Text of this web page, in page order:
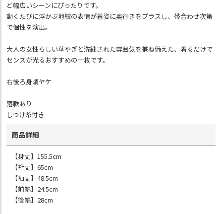
ど幅広いシーンにぴったりです。
動くたびに浮かぶ地紋の表情が着姿に奥行きをプラスし、帯合わせ次第
で個性を演出。
大人の女性らしい華やぎと洗練された雰囲気を兼ね備えた、着るだけで
センスが光るおすすめの一枚です。
右後ろ身頃ヤケ
落款あり
しつけ糸付き
商品詳細
【身丈】155.5cm
【裄丈】65cm
【袖丈】48.5cm
【前幅】24.5cm
【後幅】28cm